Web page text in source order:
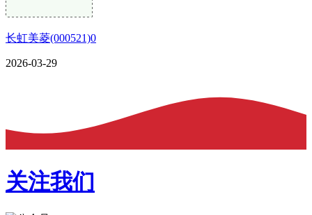
长虹美菱(000521)0
2026-03-29
关注我们